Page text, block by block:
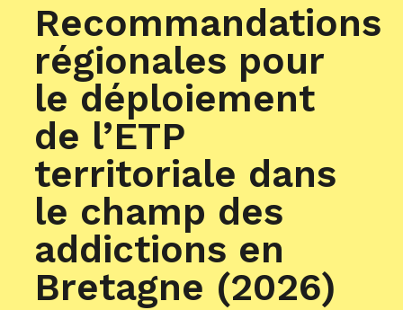
Recommandations
régionales pour
le déploiement
de l’ETP
territoriale dans
le champ des
addictions en
Bretagne (2026)